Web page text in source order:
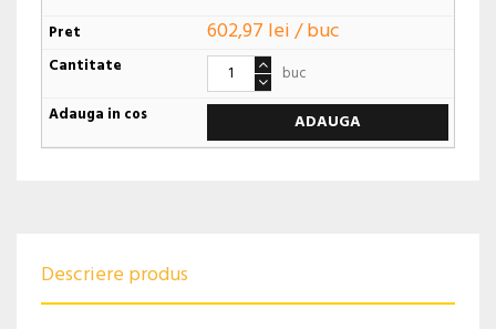
602,97 lei / buc
buc
ADAUGA
Descriere produs